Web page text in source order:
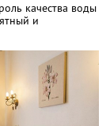
качества воды
и